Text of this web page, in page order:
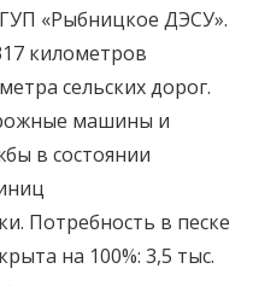
«Рыбницкое ДЭСУ».
километров
сельских дорог.
машины и
в состоянии
Потребность в песке
на 100%: 3,5 тыс.